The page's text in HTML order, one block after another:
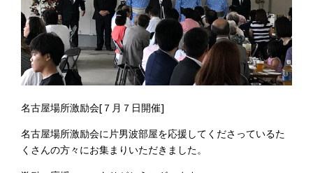
名古屋場所激励会[７月７日開催]
名古屋場所激励会に片男波部屋を応援してくださっているた
くさんの方々にお集まりいただきました。